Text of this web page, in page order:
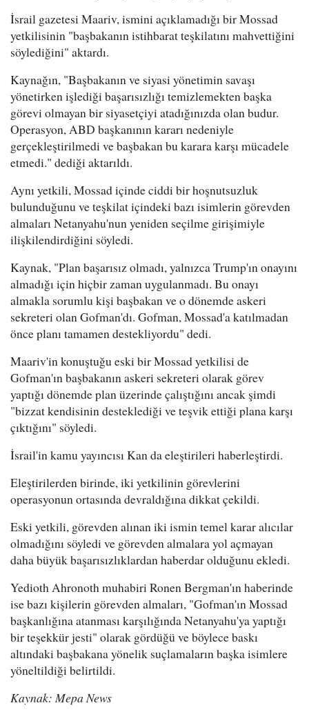
İsrail gazetesi Maariv, ismini açıklamadığı bir Mossad
yetkilisinin "başbakanın istihbarat teşkilatını mahvettiğini
söylediğini" aktardı.
Kaynağın, "Başbakanın ve siyasi yönetimin savaşı
yönetirken işlediği başarısızlığı temizlemekten başka
görevi olmayan bir siyasetçiyi atadığınızda olan budur.
Operasyon, ABD başkanının kararı nedeniyle
gerçekleştirilmedi ve başbakan bu karara karşı mücadele
etmedi." dediği aktarıldı.
Aynı yetkili, Mossad içinde ciddi bir hoşnutsuzluk
bulunduğunu ve teşkilat içindeki bazı isimlerin görevden
almaları Netanyahu'nun yeniden seçilme girişimiyle
ilişkilendirdiğini söyledi.
Kaynak, "Plan başarısız olmadı, yalnızca Trump'ın onayını
almadığı için hiçbir zaman uygulanmadı. Bu onayı
almakla sorumlu kişi başbakan ve o dönemde askeri
sekreteri olan Gofman'dı. Gofman, Mossad'a katılmadan
önce planı tamamen destekliyordu" dedi.
Maariv'in konuştuğu eski bir Mossad yetkilisi de
Gofman'ın başbakanın askeri sekreteri olarak görev
yaptığı dönemde plan üzerinde çalıştığını ancak şimdi
"bizzat kendisinin desteklediği ve teşvik ettiği plana karşı
çıktığını" söyledi.
İsrail'in kamu yayıncısı Kan da eleştirileri haberleştirdi.
Eleştirilerden birinde, iki yetkilinin görevlerini
operasyonun ortasında devraldığına dikkat çekildi.
Eski yetkili, görevden alınan iki ismin temel karar alıcılar
olmadığını söyledi ve görevden almalara yol açmayan
daha büyük başarısızlıklardan haberdar olduğunu ekledi.
Yedioth Ahronoth muhabiri Ronen Bergman'ın haberinde
ise bazı kişilerin görevden almaları, "Gofman'ın Mossad
başkanlığına atanması karşılığında Netanyahu'ya yaptığı
bir teşekkür jesti" olarak gördüğü ve böylece baskı
altındaki başbakana yönelik suçlamaların başka isimlere
yöneltildiği belirtildi.
Kaynak: Mepa News